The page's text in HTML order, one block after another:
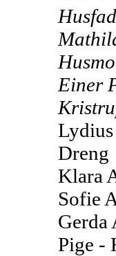
Einer
Dreng
Klara
Sofie
Gerda
Pige -